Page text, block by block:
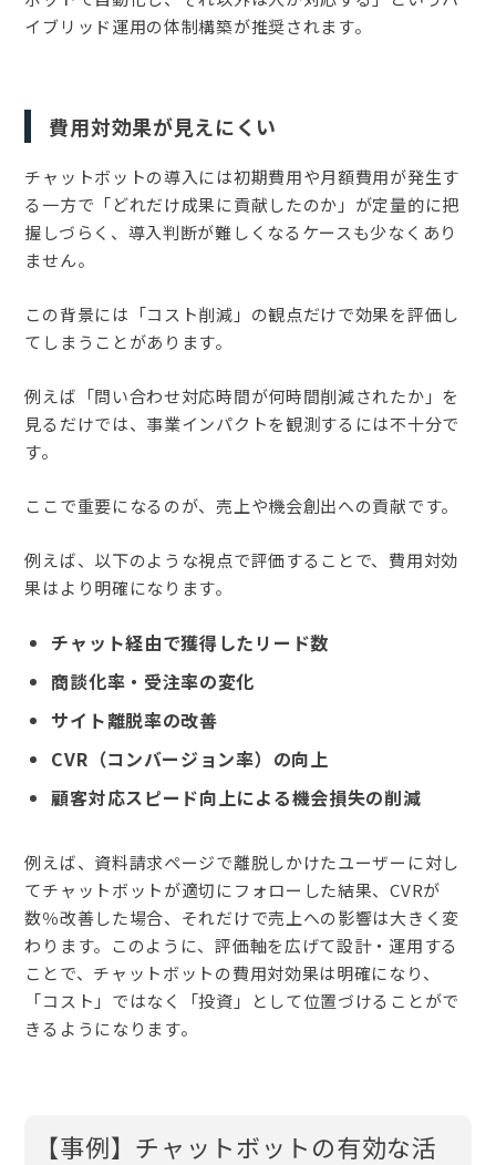
イブリッド運用の体制構築が推奨されます。
費用対効果が見えにくい
チャットボットの導入には初期費用や月額費用が発生す
る一方で「どれだけ成果に貢献したのか」が定量的に把
握しづらく、導入判断が難しくなるケースも少なくあり
ません。
この背景には「コスト削減」の観点だけで効果を評価し
てしまうことがあります。
例えば「問い合わせ対応時間が何時間削減されたか」を
見るだけでは、事業インパクトを観測するには不十分で
す。
ここで重要になるのが、売上や機会創出への貢献です。
例えば、以下のような視点で評価することで、費用対効
果はより明確になります。
チャット経由で獲得したリード数
商談化率・受注率の変化
サイト離脱率の改善
CVR（コンバージョン率）の向上
顧客対応スピード向上による機会損失の削減
例えば、資料請求ページで離脱しかけたユーザーに対し
てチャットボットが適切にフォローした結果、CVRが
数％改善した場合、それだけで売上への影響は大きく変
わります。
このように、評価軸を広げて設計・運用する
ことで、チャットボットの費用対効果は明確になり、
「コスト」ではなく「投資」として位置づけることがで
きるようになります。
【事例】チャットボットの有効な活